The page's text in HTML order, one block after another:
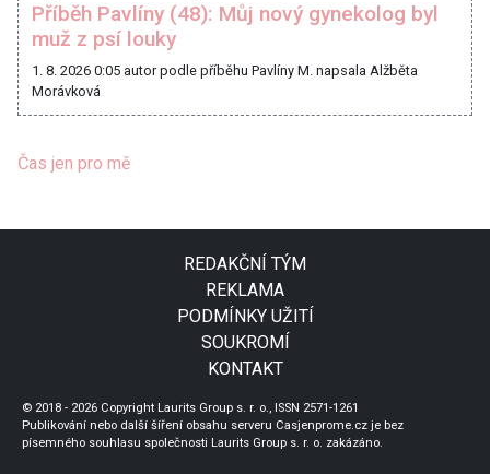
Příběh Pavlíny (48): Můj nový gynekolog byl
muž z psí louky
1. 8. 2026 0:05 autor podle příběhu Pavlíny M. napsala Alžběta
Morávková
Čas jen pro mě
REDAKČNÍ TÝM
REKLAMA
PODMÍNKY UŽITÍ
SOUKROMÍ
KONTAKT
© 2018 - 2026 Copyright Laurits Group s. r. o., ISSN 2571-1261
Publikování nebo další šíření obsahu serveru Casjenprome.cz je bez
písemného souhlasu společnosti Laurits Group s. r. o. zakázáno.